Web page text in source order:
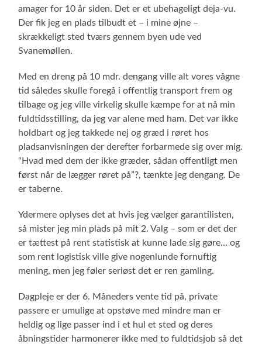
amager for 10 år siden. Det er et ubehageligt deja-vu.
Der fik jeg en plads tilbudt et – i mine øjne –
skrækkeligt sted tværs gennem byen ude ved
Svanemøllen.
Med en dreng på 10 mdr. dengang ville alt vores vågne
tid således skulle foregå i offentlig transport frem og
tilbage og jeg ville virkelig skulle kæmpe for at nå min
fuldtidsstilling, da jeg var alene med ham. Det var ikke
holdbart og jeg takkede nej og græd i røret hos
pladsanvisningen der derefter forbarmede sig over mig.
“Hvad med dem der ikke græder, sådan offentligt men
først når de lægger røret på”?, tænkte jeg dengang. De
er taberne.
Ydermere oplyses det at hvis jeg vælger garantilisten,
så mister jeg min plads på mit 2. Valg – som er det der
er tættest på rent statistisk at kunne lade sig gøre… og
som rent logistisk ville give nogenlunde fornuftig
mening, men jeg føler seriøst det er ren gamling.
Dagpleje er der 6. Måneders vente tid på, private
passere er umulige at opstøve med mindre man er
heldig og lige passer ind i et hul et sted og deres
åbningstider harmonerer ikke med to fuldtidsjob så det